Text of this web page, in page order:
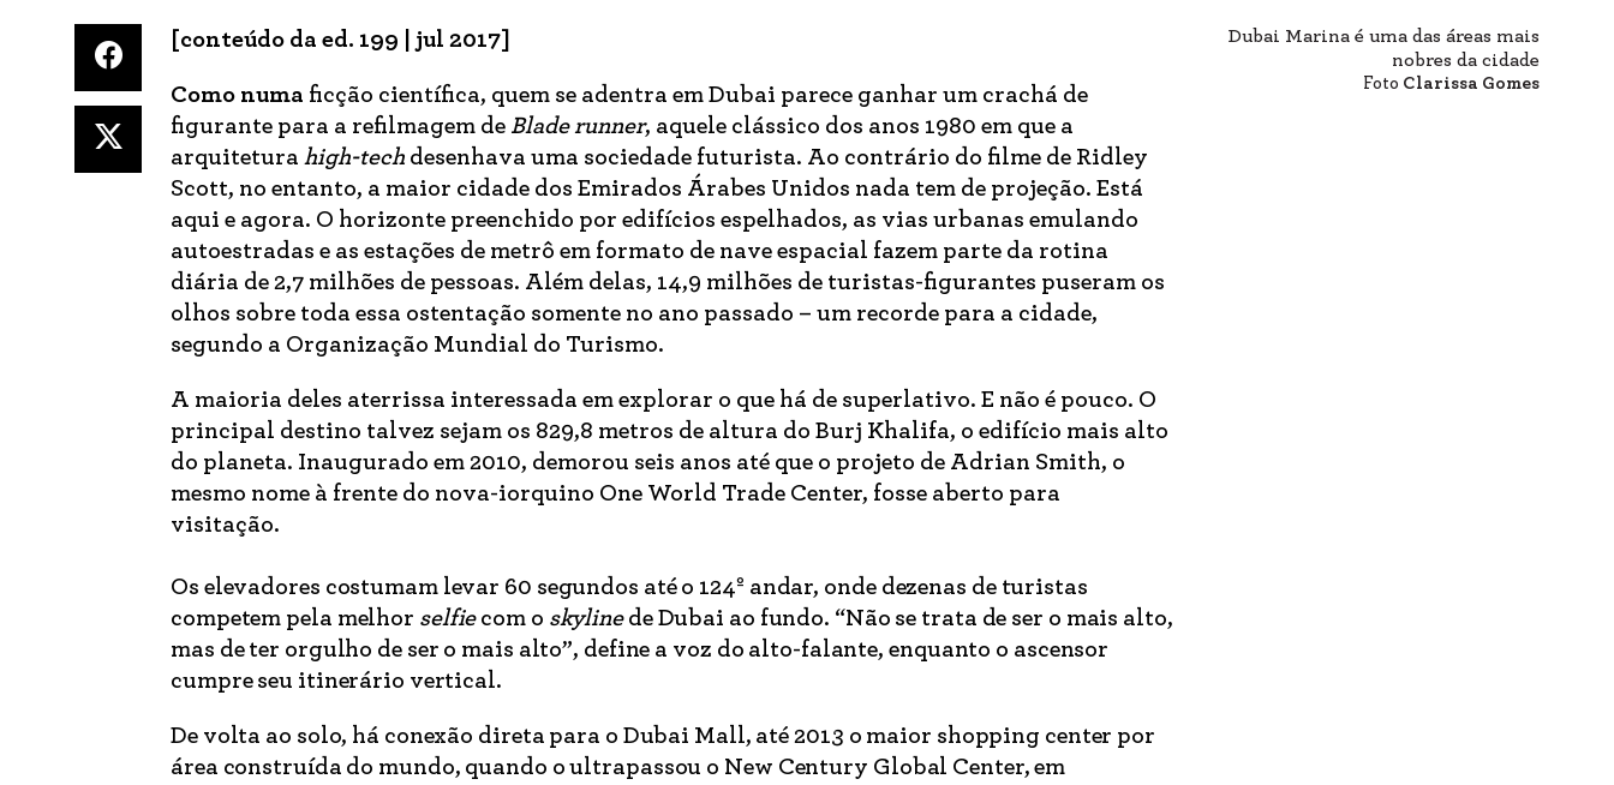
Dubai Marina é uma das áreas mais
nobres da cidade
Foto Clarissa Gomes
[conteúdo da ed. 199 | jul 2017]
Como numa ficção científica, quem se adentra em Dubai parece ganhar um crachá de
figurante para a refilmagem de Blade runner, aquele clássico dos anos 1980 em que a
arquitetura high-tech desenhava uma sociedade futurista. Ao contrário do filme de Ridley
Scott, no entanto, a maior cidade dos Emirados Árabes Unidos nada tem de projeção. Está
aqui e agora. O horizonte preenchido por edifícios espelhados, as vias urbanas emulando
autoestradas e as estações de metrô em formato de nave espacial fazem parte da rotina
diária de 2,7 milhões de pessoas. Além delas, 14,9 milhões de turistas-figurantes puseram os
olhos sobre toda essa ostentação somente no ano passado – um recorde para a cidade,
segundo a Organização Mundial do Turismo.
A maioria deles aterrissa interessada em explorar o que há de superlativo. E não é pouco. O
principal destino talvez sejam os 829,8 metros de altura do Burj Khalifa, o edifício mais alto
do planeta. Inaugurado em 2010, demorou seis anos até que o projeto de Adrian Smith, o
mesmo nome à frente do nova-iorquino One World Trade Center, fosse aberto para
visitação.
Os elevadores costumam levar 60 segundos até o 124º andar, onde dezenas de turistas
competem pela melhor selfiecom o skylinede Dubai ao fundo. “Não se trata de ser o mais alto,
mas de ter orgulho de ser o mais alto”, define a voz do alto-falante, enquanto o ascensor
cumpre seu itinerário vertical.
De volta ao solo, há conexão direta para o Dubai Mall, até 2013 o maior shopping center por
área construída do mundo, quando o ultrapassou o New Century Global Center, em